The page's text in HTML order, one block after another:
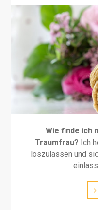
Wie finde ich
Traumfrau? Ich
loszulassen und